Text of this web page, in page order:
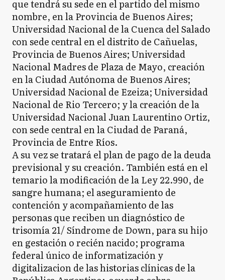
que tendrá su sede en el partido del mismo
nombre, en la Provincia de Buenos Aires;
Universidad Nacional de la Cuenca del Salado
con sede central en el distrito de Cañuelas,
Provincia de Buenos Aires; Universidad
Nacional Madres de Plaza de Mayo, creación
en la Ciudad Autónoma de Buenos Aires;
Universidad Nacional de Ezeiza; Universidad
Nacional de Rio Tercero; y la creación de la
Universidad Nacional Juan Laurentino Ortiz,
con sede central en la Ciudad de Paraná,
Provincia de Entre Ríos.
A su vez se tratará el plan de pago de la deuda
previsional y su creación. También está en el
temario la modificación de la Ley 22.990, de
sangre humana; el aseguramiento de
contención y acompañamiento de las
personas que reciben un diagnóstico de
trisomía 21/ Síndrome de Down, para su hijo
en gestación o recién nacido; programa
federal único de informatización y
digitalizacion de las historias clínicas de la